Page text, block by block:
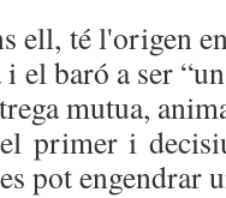
ell, té l'origen
el baró a ser
mutua,
primer i
pot engendrar